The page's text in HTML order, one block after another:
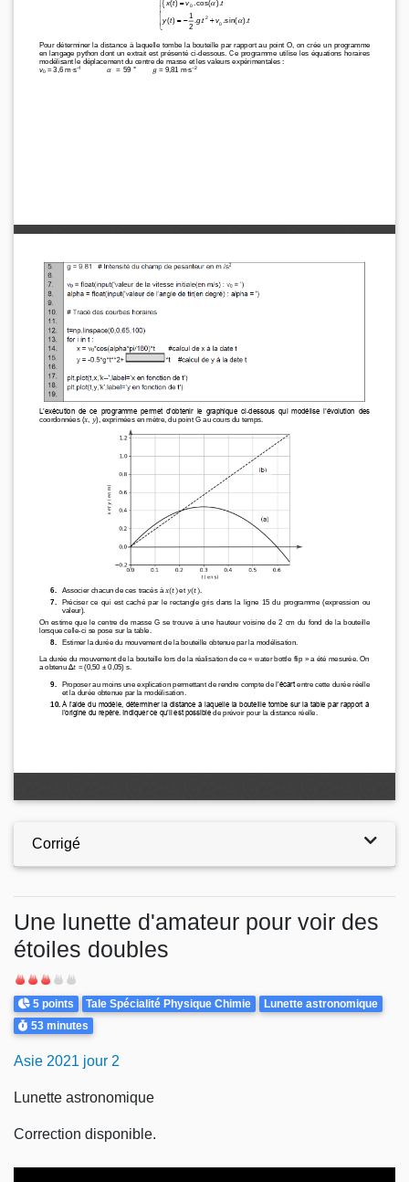
Corrigé
Une lunette d'amateur pour voir des
étoiles doubles
Difficulté
Points
5 points Theme
Tale Spécialité Physique Chimie Lunette astronomique
Durée
53 minutes
Asie 2021 jour 2
Lunette astronomique
Correction disponible.